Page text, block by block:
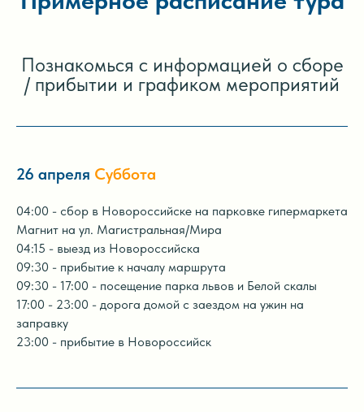
Познакомься с информацией о сборе
/ прибытии и графиком мероприятий
26 апреля Суббота
04:00 - сбор в Новороссийске на парковке гипермаркета
Магнит на ул. Магистральная/Мира
04:15 - выезд из Новороссийска
09:30 - прибытие к началу маршрута
09:30 - 17:00 - посещение парка львов и Белой скалы
17:00 - 23:00 - дорога домой с заездом на ужин на
заправку
23:00 - прибытие в Новороссийск